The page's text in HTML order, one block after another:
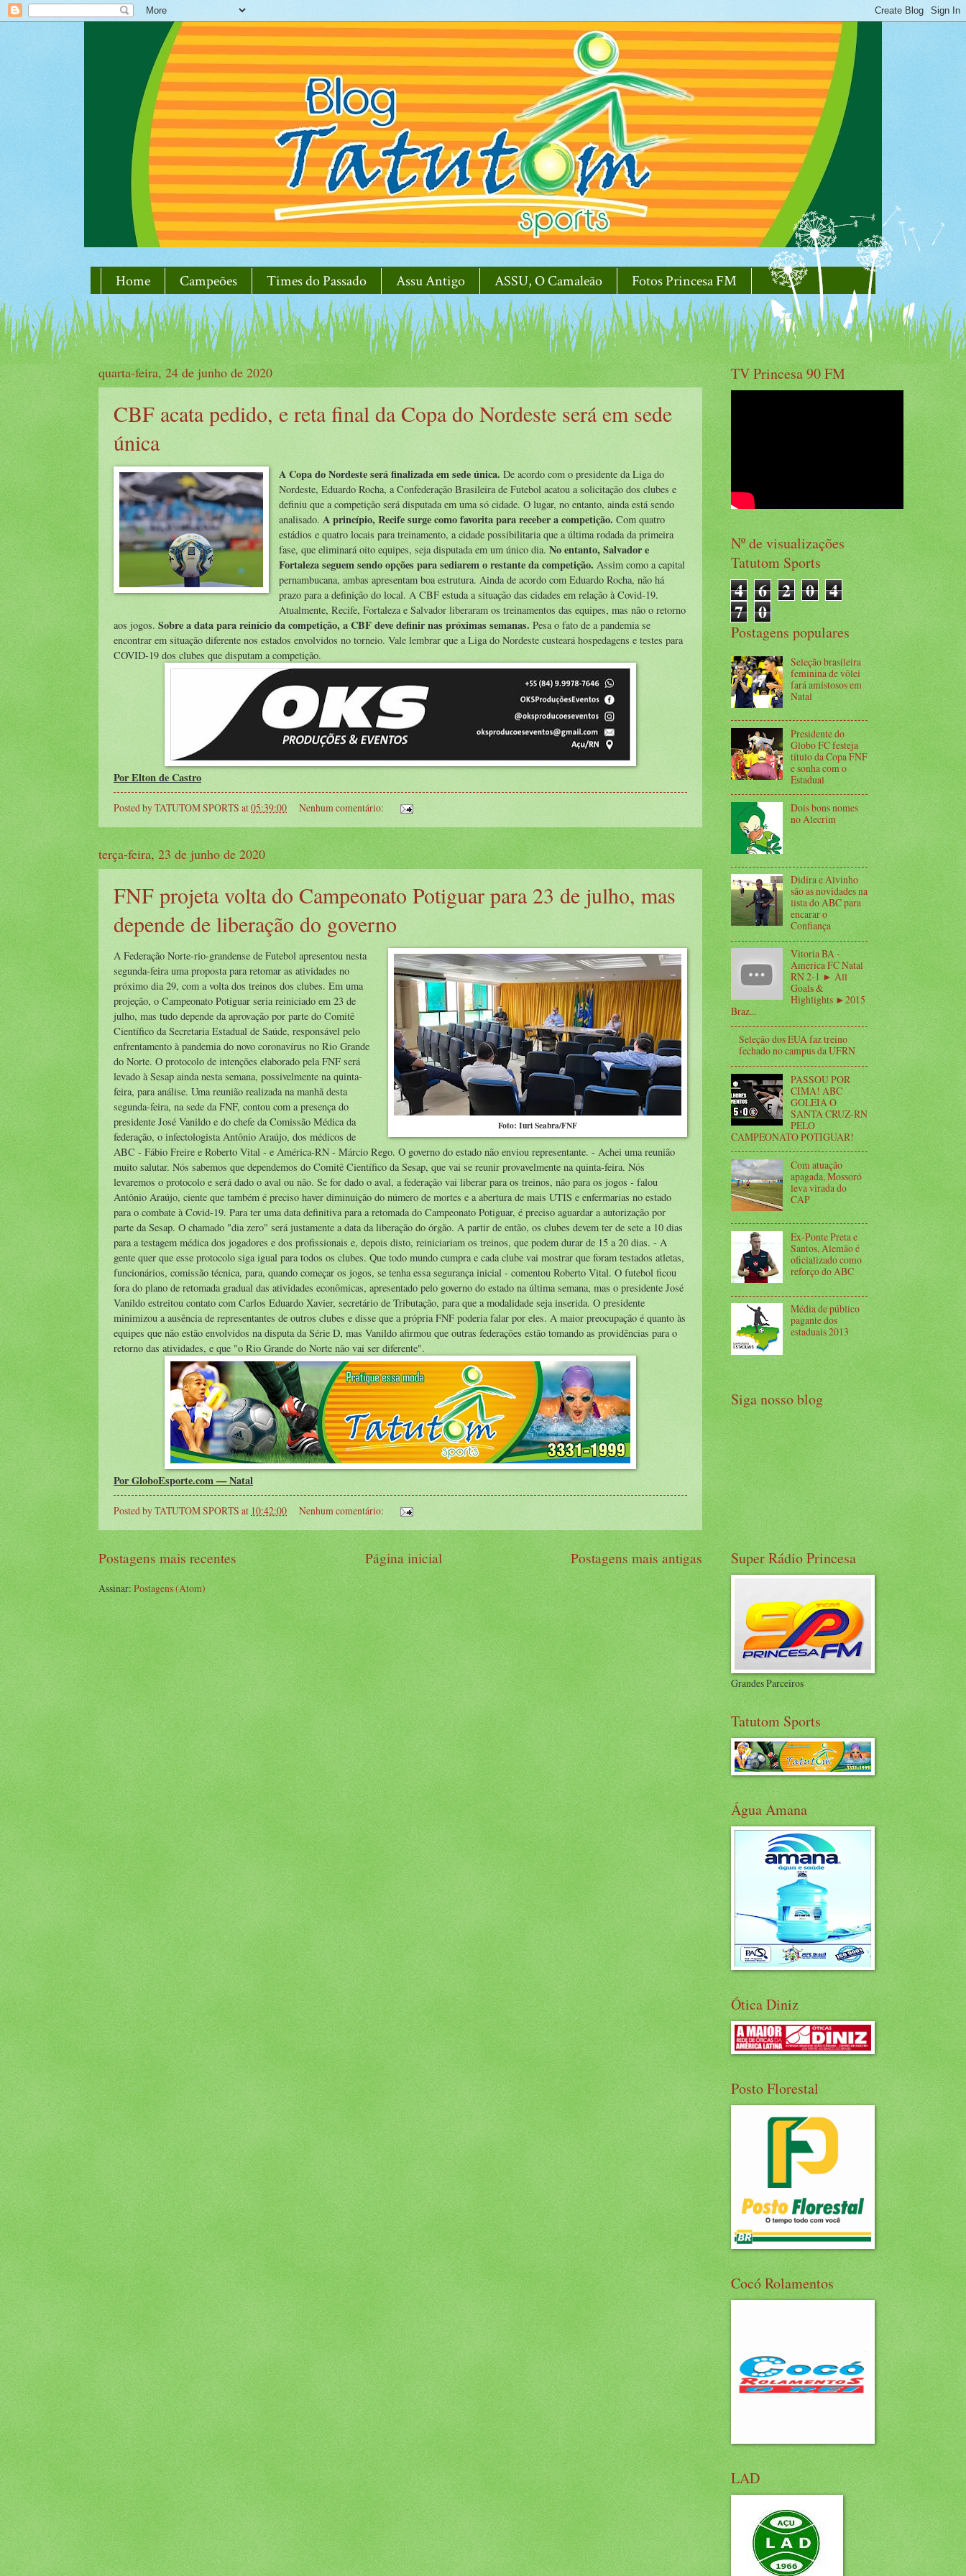
Home Campeões Times do Passado Assu Antigo ASSU, O Camaleão Fotos Princesa FM
quarta-feira, 24 de junho de 2020
CBF acata pedido, e reta final da Copa do Nordeste será em sede
única
A Copa do Nordeste será finalizada em sede única. De acordo com o presidente da Liga do
Nordeste, Eduardo Rocha, a Confederação Brasileira de Futebol acatou a solicitação dos clubes e
definiu que a competição será disputada em uma só cidade. O lugar, no entanto, ainda está sendo
analisado. A princípio, Recife surge como favorita para receber a competição. Com quatro
estádios e quatro locais para treinamento, a cidade possibilitaria que a última rodada da primeira
fase, que eliminará oito equipes, seja disputada em um único dia.No entanto, Salvador e
Fortaleza seguem sendo opções para sediarem o restante da competição. Assim como a capital
pernambucana, ambas apresentam boa estrutura. Ainda de acordo com Eduardo Rocha, não há
prazo para a definição do local. A CBF estuda a situação das cidades em relação à Covid-19.
Atualmente, Recife, Fortaleza e Salvador liberaram os treinamentos das equipes, mas não o retorno
aos jogos. Sobre a data para reinício da competição, a CBF deve definir nas próximas semanas. Pesa o fato de a pandemia se
encontrar em situação diferente nos estados envolvidos no torneio. Vale lembrar que a Liga do Nordeste custeará hospedagens e testes para
COVID-19 dos clubes que disputam a competição.
Por Elton de Castro
Posted byTATUTOM SPORTS at05:39:00 Nenhum comentário:
terça-feira, 23 de junho de 2020
FNF projeta volta do Campeonato Potiguar para 23 de julho, mas
depende de liberação do governo
Foto: Iuri Seabra/FNF
A Federação Norte-rio-grandense de Futebol apresentou nesta
segunda-feira uma proposta para retomar as atividades no
próximo dia 29, com a volta dos treinos dos clubes. Em uma
projeção, o Campeonato Potiguar seria reiniciado em 23 de
julho, mas tudo depende da aprovação por parte do Comitê
Científico da Secretaria Estadual de Saúde, responsável pelo
enfrentamento à pandemia do novo coronavírus no Rio Grande
do Norte. O protocolo de intenções elaborado pela FNF será
levado à Sesap ainda nesta semana, possivelmente na quinta-
feira, para análise. Uma reunião realizada na manhã desta
segunda-feira, na sede da FNF, contou com a presença do
presidente José Vanildo e do chefe da Comissão Médica da
federação, o infectologista Antônio Araújo, dos médicos de
ABC - Fábio Freire e Roberto Vital - e América-RN - Márcio Rego. O governo do estado não enviou representante. - Achei uma reunião
muito salutar. Nós sabemos que dependemos do Comitê Científico da Sesap, que vai se reunir provavelmente na quinta-feira. Nós
levaremos o protocolo e será dado o aval ou não. Se for dado o aval, a federação vai liberar para os treinos, não para os jogos - falou
Antônio Araújo, ciente que também é preciso haver diminuição do número de mortes e a abertura de mais UTIS e enfermarias no estado
para o combate à Covid-19. Para ter uma data definitiva para a retomada do Campeonato Potiguar, é preciso aguardar a autorização por
parte da Sesap. O chamado "dia zero" será justamente a data da liberação do órgão. A partir de então, os clubes devem ter de sete a 10 dias
para a testagem médica dos jogadores e dos profissionais e, depois disto, reiniciariam os treinos, que podem durar de 15 a 20 dias. - A
gente quer que esse protocolo siga igual para todos os clubes. Que todo mundo cumpra e cada clube vai mostrar que foram testados atletas,
funcionários, comissão técnica, para, quando começar os jogos, se tenha essa segurança inicial - comentou Roberto Vital. O futebol ficou
fora do plano de retomada gradual das atividades econômicas, apresentado pelo governo do estado na última semana, mas o presidente José
Vanildo estreitou contato com Carlos Eduardo Xavier, secretário de Tributação, para que a modalidade seja inserida. O presidente
minimizou a ausência de representantes de outros clubes e disse que a própria FNF poderia falar por eles. A maior preocupação é quanto às
equipes que não estão envolvidos na disputa da Série D, mas Vanildo afirmou que outras federações estão tomando as providências para o
retorno das atividades, e que "o Rio Grande do Norte não vai ser diferente".
Por GloboEsporte.com — Natal
Posted byTATUTOM SPORTS at 10:42:00 Nenhum comentário:
Postagens mais recentes Postagens mais antigas
Página inicial
Assinar:Postagens (Atom)
TV Princesa 90 FM
Nº de visualizações
Tatutom Sports
4 6 2 0 4
7 0
Postagens populares
Seleção brasileira
feminina de vôlei
fará amistosos em
Natal
Presidente do
Globo FC festeja
título da Copa FNF
e sonha com o
Estadual
Dois bons nomes
no Alecrim
Didira e Alvinho
são as novidades na
lista do ABC para
encarar o
Confiança
Vitoria BA -
America FC Natal
RN 2-1 ► All
Goals &
Highlights ►2015
Braz...
Seleção dos EUA faz treino
fechado no campus da UFRN
PASSOU POR
CIMA! ABC
GOLEIA O
SANTA CRUZ-RN
PELO
CAMPEONATO POTIGUAR!
Com atuação
apagada, Mossoró
leva virada do
CAP
Ex-Ponte Preta e
Santos, Alemão é
oficializado como
reforço do ABC
Média de público
pagante dos
estaduais 2013
Siga nosso blog
Super Rádio Princesa
Grandes Parceiros
Tatutom Sports
Água Amana
Ótica Diniz
Posto Florestal
Cocó Rolamentos
LAD